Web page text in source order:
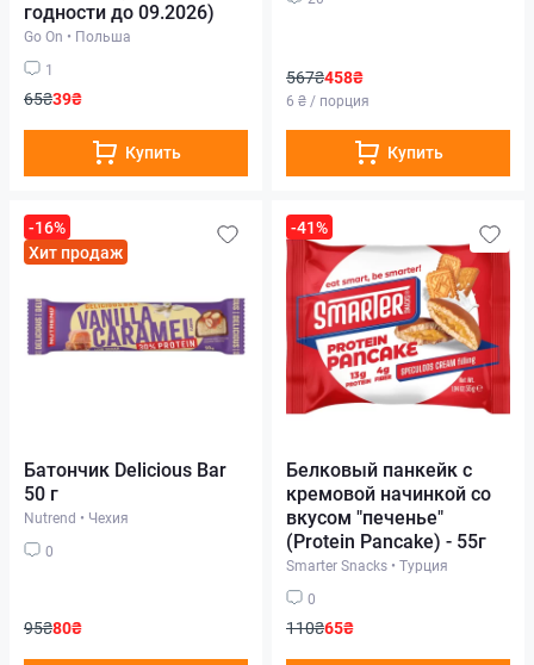
годности до 09.2026)
Go On • Польша
1
65₴39₴
Купить
567₴458₴
6 ₴ / порция
Купить
-16%
Хит продаж
Батончик Delicious Bar
50 г
Nutrend • Чехия
0
95₴80₴
-41%
Белковый панкейк с
кремовой начинкой со
вкусом "печенье"
(Protein Pancake) - 55г
Smarter Snacks • Турция
0
110₴65₴